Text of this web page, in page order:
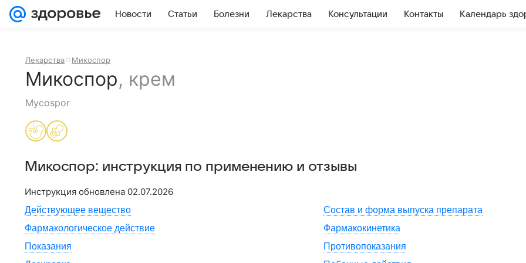
Новости Статьи Болезни Лекарства Консультации Контакты Календарь
Лекарства Микоспор
Микоспор, крем
Mycospor
Микоспор: инструкция по применению и отзывы
Инструкция обновлена 02.07.2026
Действующее вещество
Состав и форма выпуска препарата
Фармакологическое действие
Фармакокинетика
Показания
Противопоказания